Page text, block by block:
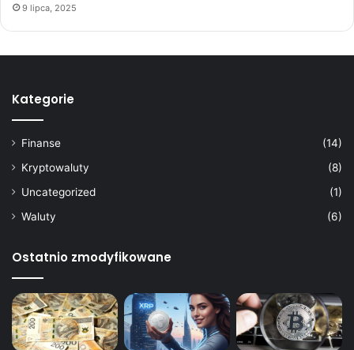
9 lipca, 2025
Kategorie
Finanse
(14)
Kryptowaluty
(8)
Uncategorized
(1)
Waluty
(6)
Ostatnio zmodyfikowane